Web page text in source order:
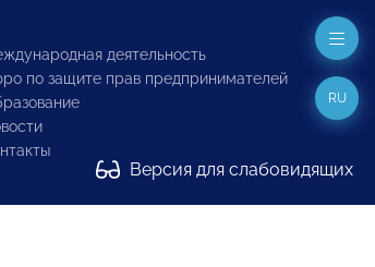
деятельность
по защите прав предпринимателей
Версия для слабовидящих
RU